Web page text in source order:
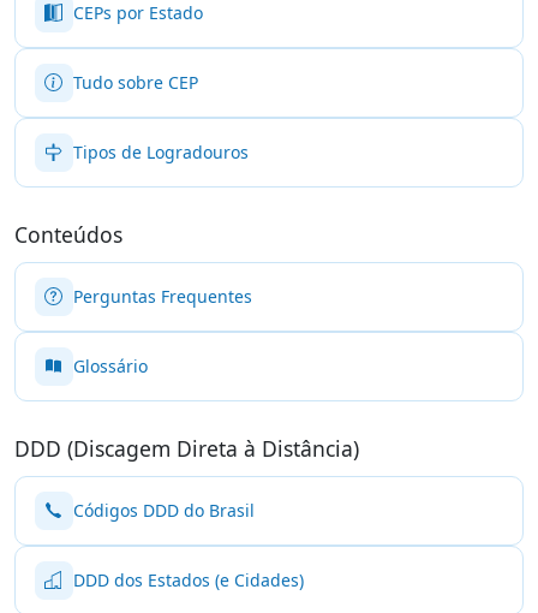
CEPs por Estado
Tudo sobre CEP
Tipos de Logradouros
Conteúdos
Perguntas Frequentes
Glossário
DDD (Discagem Direta à Distância)
Códigos DDD do Brasil
DDD dos Estados (e Cidades)